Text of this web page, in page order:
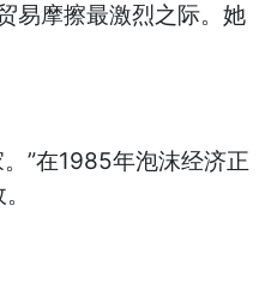
易摩擦最激烈之际。她
”在1985年泡沫经济正